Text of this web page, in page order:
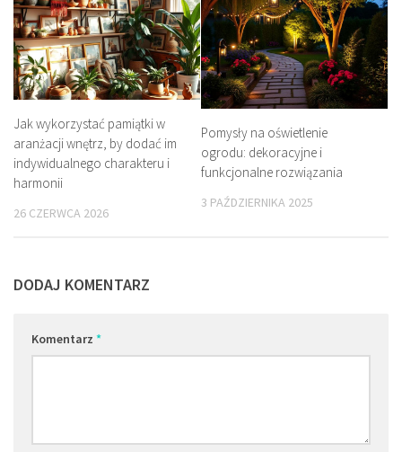
Jak wykorzystać pamiątki w
aranżacji wnętrz, by dodać im
indywidualnego charakteru i
harmonii
26 CZERWCA 2026
Pomysły na oświetlenie
ogrodu: dekoracyjne i
funkcjonalne rozwiązania
3 PAŹDZIERNIKA 2025
DODAJ KOMENTARZ
Komentarz *